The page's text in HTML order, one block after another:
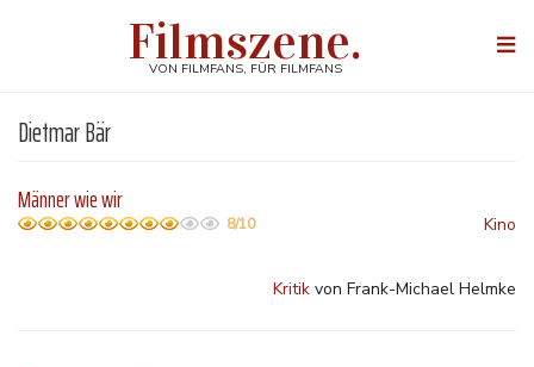
Filmszene.
VON FILMFANS, FÜR FILMFANS
Dietmar Bär
Männer wie wir
8/10 Kino
Kritik von Frank-Michael Helmke